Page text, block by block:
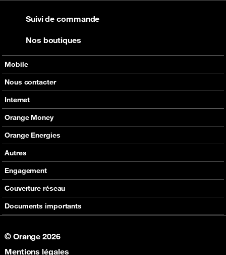
Mobile
Nos offres
Nos produits
Assistance
Nous contacter
Tous les contacts
En boutique
Internet
Nos offres
Nos produits
Assistance
Orange Money
Carte Visa Orange Money
Devenir partenaire Orange Money
Assistance
Orange Energies
Offres
Autres
SVA
Max it
Boutique
Engagement
RSE
Fondation Orange
Couverture réseau
Documents importants
Suivi de commande
Nos boutiques
© Orange 2026
Mentions légales